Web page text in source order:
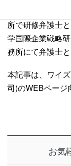
所で研修弁護士
学国際企業戦略
務所にて弁護士と
本記事は、ワイ
司)のWEBページ
お気